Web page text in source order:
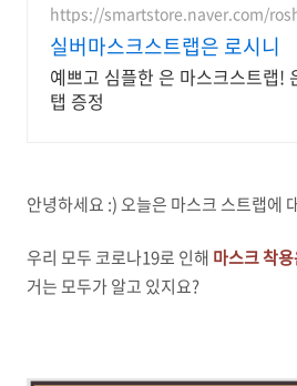
https://smartstore.naver.com/
실버마스크스트랩은 로시니
예쁘고 심플한 은 마스크스트랩!
탭 증정
안녕하세요 :) 오늘은 마스크 스트랩에
우리 모두 코로나19로 인해 마스크 착
거는 모두가 알고 있지요?